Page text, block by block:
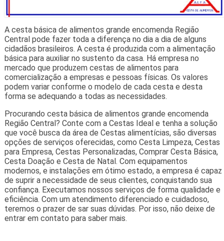
A cesta básica de alimentos grande encomenda Região
Central pode fazer toda a diferença no dia a dia de alguns
cidadãos brasileiros. A cesta é produzida com a alimentação
básica para auxiliar no sustento da casa. Há empresa no
mercado que produzem cestas de alimentos para
comercialização a empresas e pessoas físicas. Os valores
podem variar conforme o modelo de cada cesta e desta
forma se adequando a todas as necessidades.
Procurando cesta básica de alimentos grande encomenda
Região Central? Conte com a Cestas Ideal e tenha a solução
que você busca da área de Cestas alimentícias, são diversas
opções de serviços oferecidas, como Cesta Limpeza, Cestas
para Empresa, Cestas Personalizadas, Comprar Cesta Básica,
Cesta Doação e Cesta de Natal. Com equipamentos
modernos, e instalações em ótimo estado, a empresa é capaz
de suprir a necessidade de seus clientes, conquistando sua
confiança. Executamos nossos serviços de forma qualidade e
eficiência. Com um atendimento diferenciado e cuidadoso,
teremos o prazer de sar suas dúvidas. Por isso, não deixe de
entrar em contato para saber mais.